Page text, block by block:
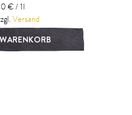
€ / 1l
Versand